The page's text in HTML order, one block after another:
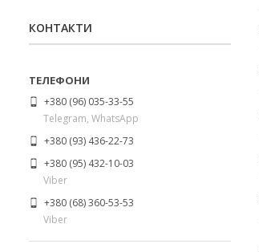
КОНТАКТИ
+380 (96) 035-33-55
Telegram, WhatsApp
+380 (93) 436-22-73
+380 (95) 432-10-03
Viber
+380 (68) 360-53-53
Viber